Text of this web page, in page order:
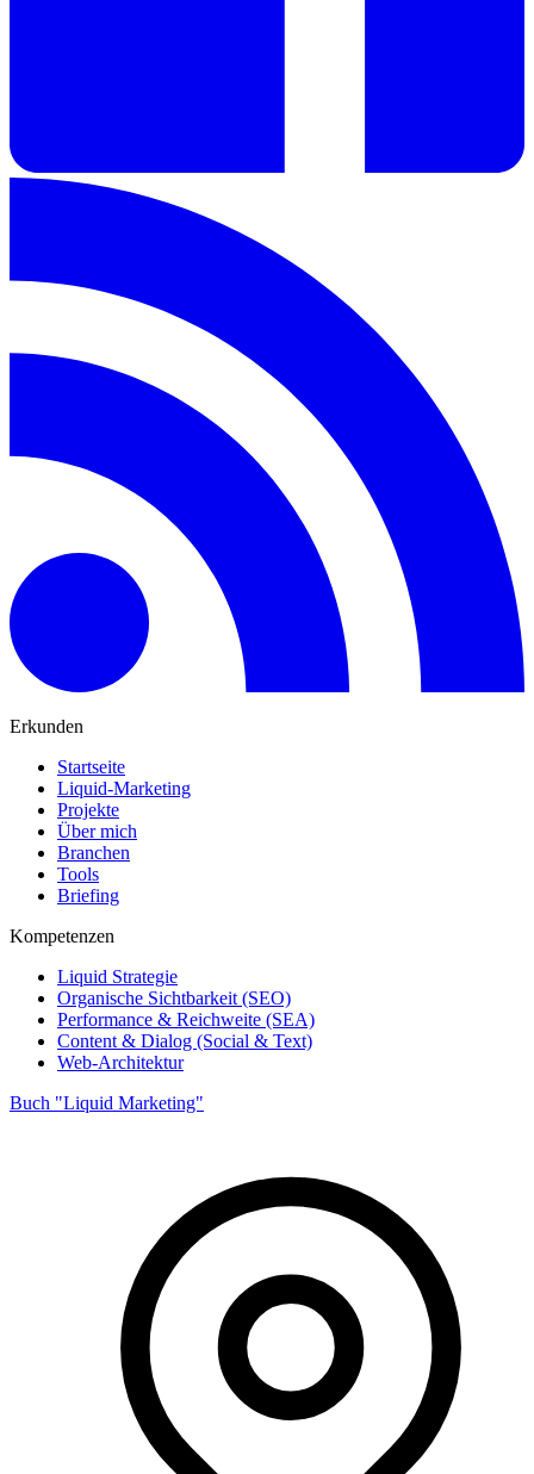
Erkunden
Startseite
Liquid-Marketing
Projekte
Über mich
Branchen
Tools
Briefing
Kompetenzen
Liquid Strategie
Organische Sichtbarkeit (SEO)
Performance & Reichweite (SEA)
Content & Dialog (Social & Text)
Web-Architektur
Buch "Liquid Marketing"